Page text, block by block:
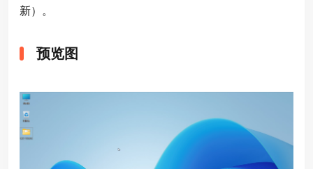
新）。
预览图